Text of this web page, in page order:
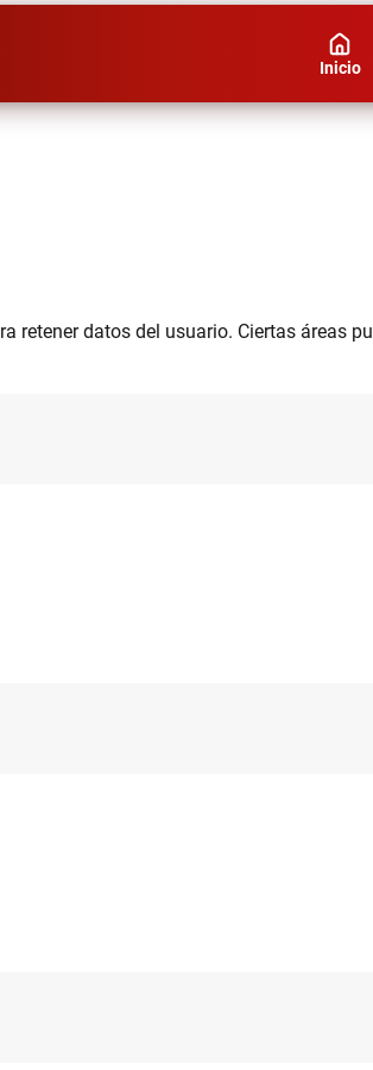
Inicio
retener datos del usuario. Ciertas áreas